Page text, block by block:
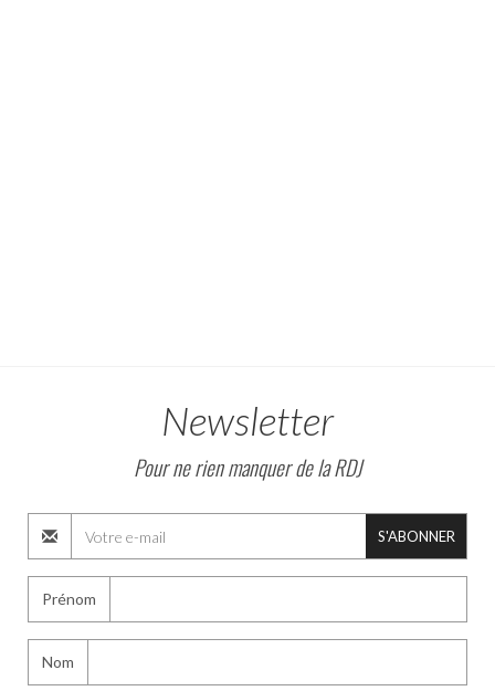
Newsletter
Pour ne rien manquer de la RDJ
S'ABONNER
Prénom
Nom